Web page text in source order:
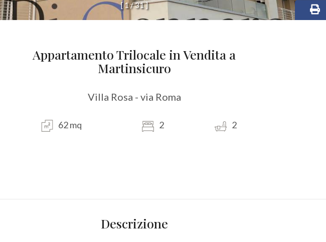
[ 1/31]
Appartamento Trilocale in Vendita a
Martinsicuro
Villa Rosa - via Roma
62 mq 2 2
Descrizione